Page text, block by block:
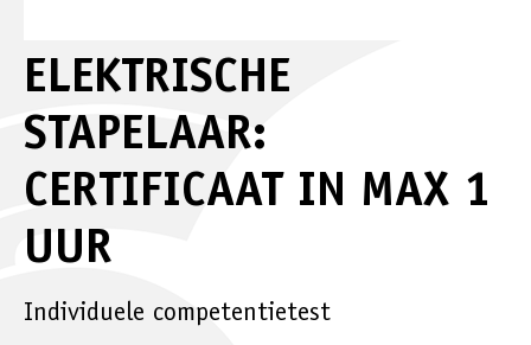
ELEKTRISCHE
STAPELAAR:
CERTIFICAAT IN MAX 1
UUR
Individuele competentietest